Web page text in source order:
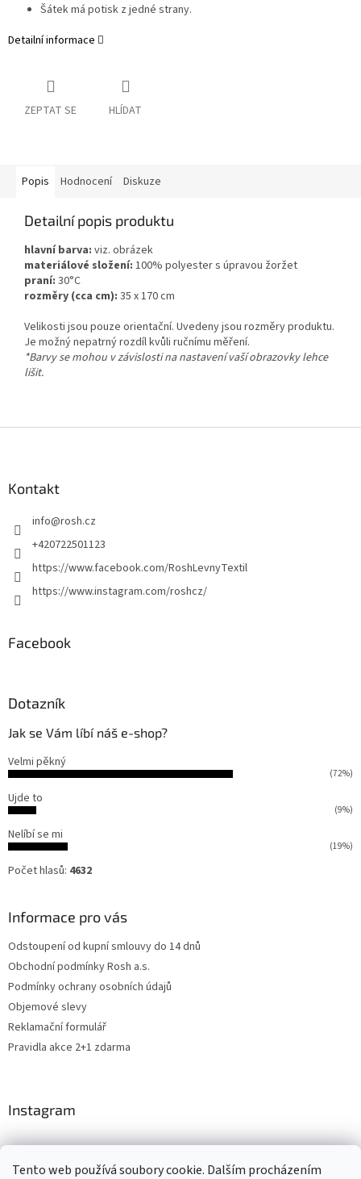
Tento web používá soubory cookie. Dalším procházením
Šátek má potisk z jedné strany.
Detailní informace
ZEPTAT SE HLÍDAT
Popis Hodnocení Diskuze
Detailní popis produktu
hlavní barva: viz. obrázek
materiálové složení: 100% polyester s úpravou žoržet
praní: 30°C
rozměry (cca cm): 35 x 170 cm
Velikosti jsou pouze orientační. Uvedeny jsou rozměry produktu.
Je možný nepatrný rozdíl kvůli ručnímu měření.
*Barvy se mohou v závislosti na nastavení vaší obrazovky lehce
lišit.
Kontakt
info@rosh.cz
+420722501123
https://www.facebook.com/RoshLevnyTextil
https://www.instagram.com/roshcz/
Facebook
Dotazník
Jak se Vám líbí náš e-shop?
Velmi pěkný
(72%)
Ujde to
(9%)
Nelíbí se mi
(19%)
Počet hlasů: 4632
Informace pro vás
Odstoupení od kupní smlouvy do 14 dnů
Obchodní podmínky Rosh a.s.
Podmínky ochrany osobních údajů
Objemové slevy
Reklamační formulář
Pravidla akce 2+1 zdarma
Instagram
Levne4you.cz CARDAMON Online Magazín